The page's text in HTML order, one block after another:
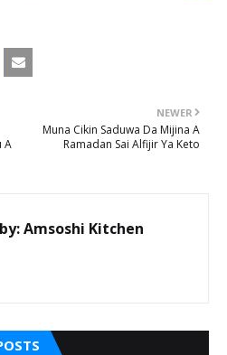
NEWER
Muna Cikin Saduwa Da Mijina A
Ramadan Sai Alfijir Ya Keto
A
Amsoshi Kitchen